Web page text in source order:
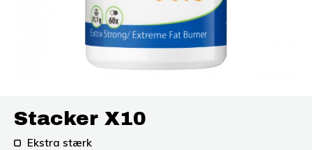
Stacker X10
Ekstra stærk